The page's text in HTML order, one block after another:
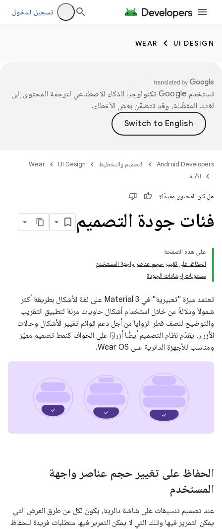
تسجيل الدخول
UI DESIGN
WEAR
تستخدم Google تكنولوجيا الذكاء الاصطناعي لترجمة المحتوى إلى
لغتك المفضّلة، وقد تتضمّن بعض الأخطاء.
Android Developers التصميم والتخطيط UI Design
Wear
الأدلة
هل كان المحتوى مفيدًا؟
فئات جودة التصميم
على هذه الصفحة
الحفاظ على تغيير حجم عناصر واجهة المستخدم
مستويات إرشادات الجودة
تعتمد ميزة "تعبيرية" في Material 3 على لغة الأشكال بطريقة أكثر
شمولاً ودلالةً من خلال استخدام أشكال حاويات مرنة لتطبيق التقريب
والتوضيح لنصف قطر الزوايا من أجل دعم قوائم تغيير الأشكال وحالات
الأزرار. يقدّم نظام التصميم أيضًا أزرارًا على الحواف كنمط تصميم مميّز
ومناسب للأجهزة الدائرية على Wear OS.
الحفاظ على تغيير حجم عناصر واجهة
المستخدم
عند تصميم تنسيقات على شاشة دائرية، يكون لكل من طرق العرض التي
يمكن التمرير فيها وتلك التي لا يمكن التمرير فيها متطلبات فريدة للحفاظ